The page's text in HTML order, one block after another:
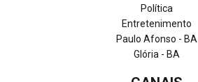
Política
Entretenimento
Paulo Afonso - BA
Glória - BA